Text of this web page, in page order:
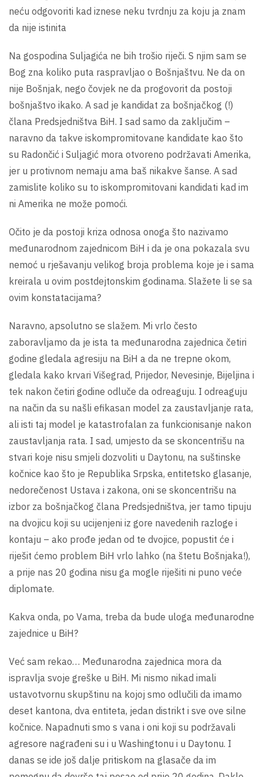
neću odgovoriti kad iznese neku tvrdnju za koju ja znam
da nije istinita
Na gospodina Suljagića ne bih trošio riječi. S njim sam se
Bog zna koliko puta raspravljao o Bošnjaštvu. Ne da on
nije Bošnjak, nego čovjek ne da progovorit da postoji
bošnjaštvo ikako. A sad je kandidat za bošnjačkog (!)
člana Predsjedništva BiH. I sad samo da zaključim –
naravno da takve iskompromitovane kandidate kao što
su Radončić i Suljagić mora otvoreno podržavati Amerika,
jer u protivnom nemaju ama baš nikakve šanse. A sad
zamislite koliko su to iskompromitovani kandidati kad im
ni Amerika ne može pomoći.
Očito je da postoji kriza odnosa onoga što nazivamo
međunarodnom zajednicom BiH i da je ona pokazala svu
nemoć u rješavanju velikog broja problema koje je i sama
kreirala u ovim postdejtonskim godinama. Slažete li se sa
ovim konstatacijama?
Naravno, apsolutno se slažem. Mi vrlo često
zaboravljamo da je ista ta međunarodna zajednica četiri
godine gledala agresiju na BiH a da ne trepne okom,
gledala kako krvari Višegrad, Prijedor, Nevesinje, Bijeljina i
tek nakon četiri godine odluče da odreaguju. I odreaguju
na način da su našli efikasan model za zaustavljanje rata,
ali isti taj model je katastrofalan za funkcionisanje nakon
zaustavljanja rata. I sad, umjesto da se skoncentrišu na
stvari koje nisu smjeli dozvoliti u Daytonu, na suštinske
kočnice kao što je Republika Srpska, entitetsko glasanje,
nedorečenost Ustava i zakona, oni se skoncentrišu na
izbor za bošnjačkog člana Predsjedništva, jer tamo tipuju
na dvojicu koji su ucijenjeni iz gore navedenih razloge i
kontaju – ako prođe jedan od te dvojice, popustit će i
riješit ćemo problem BiH vrlo lahko (na štetu Bošnjaka!),
a prije nas 20 godina nisu ga mogle riješiti ni puno veće
diplomate.
Kakva onda, po Vama, treba da bude uloga međunarodne
zajednice u BiH?
Već sam rekao… Međunarodna zajednica mora da
ispravlja svoje greške u BiH. Mi nismo nikad imali
ustavotvornu skupštinu na kojoj smo odlučili da imamo
deset kantona, dva entiteta, jedan distrikt i sve ove silne
kočnice. Napadnuti smo s vana i oni koji su podržavali
agresore nagrađeni su i u Washingtonu i u Daytonu. I
danas se ide još dalje pritiskom na glasače da im